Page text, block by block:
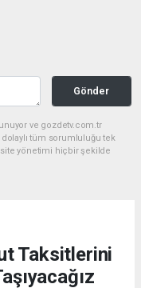
Gönder
ve gozdetv.com.tr
dolaylı tüm sorumluluğu tek
site yönetimi hiçbir şekilde
Taksitlerini